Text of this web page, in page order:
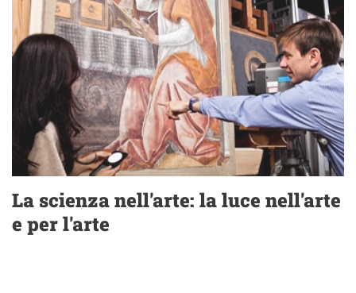
La scienza nell'arte: la luce nell'arte
e per l'arte